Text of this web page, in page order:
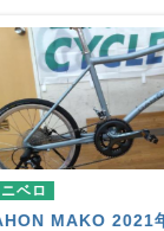
ベロ
Lepre